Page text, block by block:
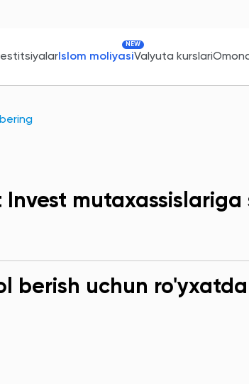
Islom moliyasi
NEW
Valyuta kurslari
Invest
berish uchun